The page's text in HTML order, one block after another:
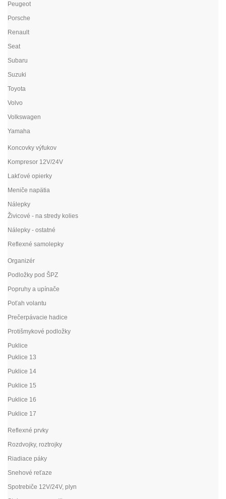
Peugeot
Porsche
Renault
Seat
Subaru
Suzuki
Toyota
Volvo
Volkswagen
Yamaha
Koncovky výfukov
Kompresor 12V/24V
Lakťové opierky
Meniče napätia
Nálepky
Živicové - na stredy kolies
Nálepky - ostatné
Reflexné samolepky
Organizér
Podložky pod ŠPZ
Popruhy a upínače
Poťah volantu
Prečerpávacie hadice
Protišmykové podložky
Puklice
Puklice 13
Puklice 14
Puklice 15
Puklice 16
Puklice 17
Reflexné prvky
Rozdvojky, roztrojky
Riadiace páky
Snehové reťaze
Spotrebiče 12V/24V, plyn